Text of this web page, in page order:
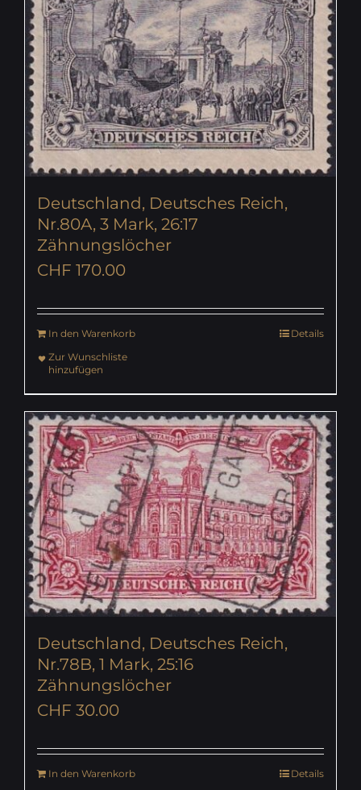
Deutschland, Deutsches Reich,
Nr.80A, 3 Mark, 26:17
Zähnungslöcher
CHF 170.00
In den Warenkorb
Details
Zur Wunschliste
hinzufügen
Deutschland, Deutsches Reich,
Nr.78B, 1 Mark, 25:16
Zähnungslöcher
CHF 30.00
In den Warenkorb
Details